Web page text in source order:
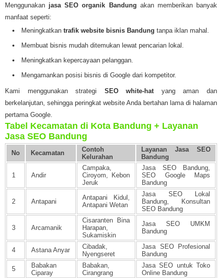
Menggunakan jasa SEO organik Bandung akan memberikan banyak
manfaat seperti:
Meningkatkan trafik website bisnis Bandung tanpa iklan mahal.
Membuat bisnis mudah ditemukan lewat pencarian lokal.
Meningkatkan kepercayaan pelanggan.
Mengamankan posisi bisnis di Google dari kompetitor.
Kami menggunakan strategi SEO white-hatyang aman dan
berkelanjutan, sehingga peringkat website Anda bertahan lama di halaman
pertama Google.
Tabel Kecamatan di Kota Bandung + Layanan
Jasa SEO Bandung
No Kecamatan
Contoh
Kelurahan
Layanan Jasa SEO
Bandung
1 Andir
Campaka,
Ciroyom, Kebon
Jeruk
Jasa SEO Bandung,
SEO Google Maps
Bandung
2 Antapani
Antapani Kidul,
Antapani Wetan
Jasa SEO Lokal
Bandung, Konsultan
SEO Bandung
3 Arcamanik
Cisaranten Bina
Harapan,
Sukamiskin
Jasa SEO UMKM
Bandung
4 Astana Anyar
Cibadak,
Nyengseret
Jasa SEO Profesional
Bandung
5
Babakan
Ciparay
Babakan,
Cirangrang
Jasa SEO untuk Toko
Online Bandung